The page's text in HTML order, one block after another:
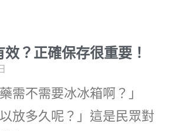
？正確保存很重要！
不需要冰冰箱啊？」
以放多久呢？」這是民眾對